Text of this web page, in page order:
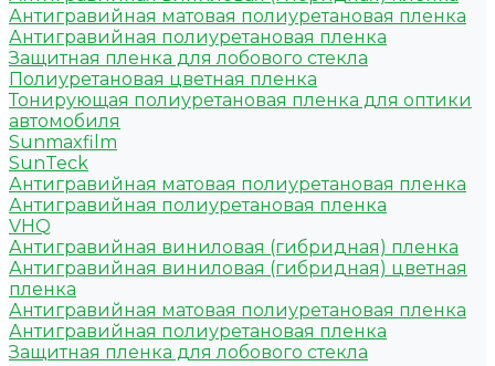
Антигравийная матовая полиуретановая пленка
Антигравийная полиуретановая пленка
Защитная пленка для лобового стекла
Полиуретановая цветная пленка
Тонирующая полиуретановая пленка для оптики
автомобиля
Sunmaxfilm
SunTeck
Антигравийная матовая полиуретановая пленка
Антигравийная полиуретановая пленка
VHQ
Антигравийная виниловая (гибридная) пленка
Антигравийная виниловая (гибридная) цветная
пленка
Антигравийная матовая полиуретановая пленка
Антигравийная полиуретановая пленка
Защитная пленка для лобового стекла